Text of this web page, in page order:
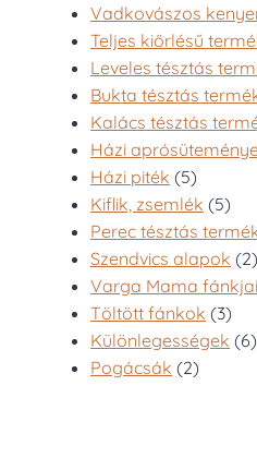
Vadkovászos
Teljes kiőrlésű
Leveles tésztás
Bukta tésztás
Kalács tésztás
Házi
Házi piték 55
termék
Kiflik, zsemlék 55
Perec tésztás
Szendvics alapok 22
Varga Mama fánkjai
Töltött fánkok 33
Különlegességek 66
Pogácsák 22